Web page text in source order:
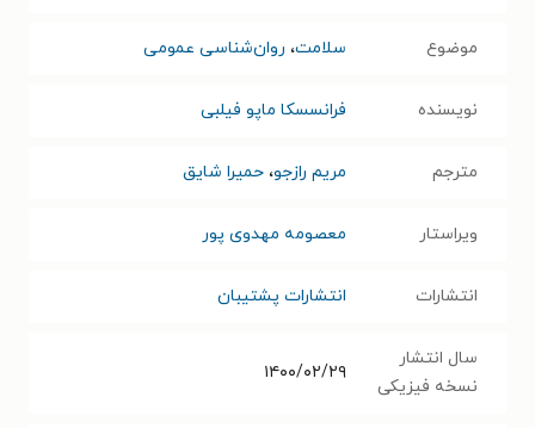
موضوع سلامت، روان‌شناسی عمومی
نویسنده فرانسسکا ماپو فیلبی
مترجم مریم رازجو، حمیرا شایق
ویراستار معصومه مهدوی پور
انتشارات انتشارات پشتیبان
سال انتشار
نسخه فیزیکی
۱۴۰۰/۰۲/۲۹